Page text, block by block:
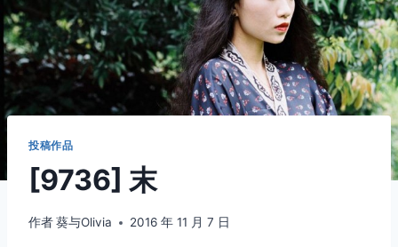
投稿作品
[9736] 末
作者葵与Olivia 2016 年 11 月 7 日